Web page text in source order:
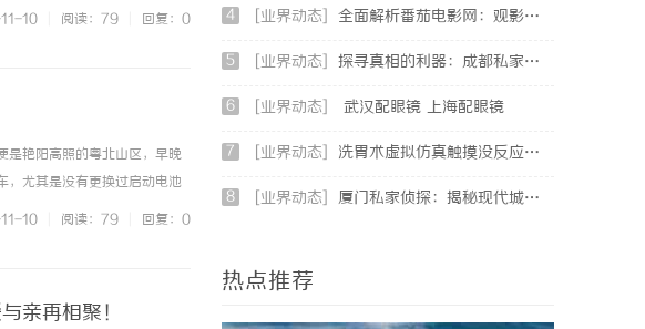
品牌。涵盖了现代风格、北
10 阅读：79 回复：0
是艳阳高照的粤北山区，早晚
尤其是没有更换过启动电池
季车辆救援必备“良药”。现
10 阅读：79 回复：0
亲再相聚！
4 [业界动态] 全面解析番茄电影网：观影体验与平台优势深度探讨
5 [业界动态] 探寻真相的利器：成都私家侦探服务全解析
6 [业界动态] 武汉配眼镜 上海配眼镜
7 [业界动态] 洗胃术虚拟仿真触摸没反应、画面卡顿？立方幻境破解难题
8 [业界动态] 厦门私家侦探：揭秘现代城市的隐秘守护者
热点推荐